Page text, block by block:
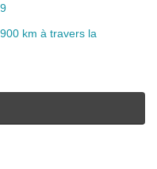
km à travers la